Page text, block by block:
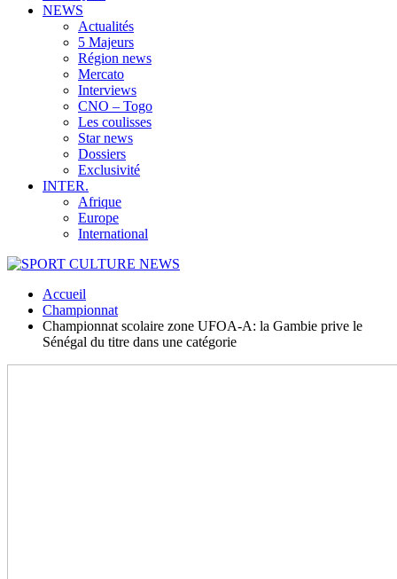
NEWS
Actualités
5 Majeurs
Région news
Mercato
Interviews
CNO – Togo
Les coulisses
Star news
Dossiers
Exclusivité
INTER.
Afrique
Europe
International
Accueil
Championnat
Championnat scolaire zone UFOA-A: la Gambie prive le
Sénégal du titre dans une catégorie